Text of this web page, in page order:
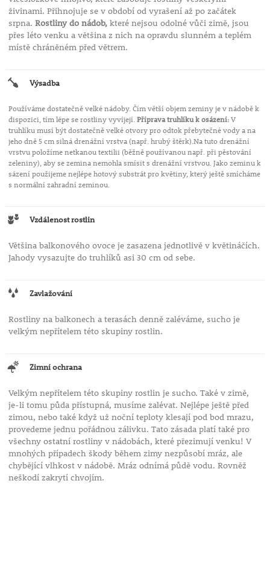
živinami. Přihnojuje se v období od vyrašení až po začátek
srpna. Rostliny do nádob,které nejsou odolné vůči zimě, jsou
přes léto venku a většina z nich na opravdu slunném a teplém
místě chráněném před větrem.
Výsadba
Používáme dostatečně velké nádoby. Čím větší objem zeminy je v nádobě k
dispozici, tím lépe se rostliny vyvíjejí.Příprava truhlíku k osázení:V
truhlíku musí být dostatečně velké otvory pro odtok přebytečné vody a na
jeho dně 5 cm silná drenážní vrstva (např. hrubý štěrk).Na tuto drenážní
vrstvu položíme netkanou textilii (běžně používanou např. při pěstování
zeleniny), aby se zemina nemohla smísit s drenážní vrstvou. Jako zeminu k
sázení použijeme nejlépe hotový substrát pro květiny, který ještě smícháme
s normální zahradní zeminou.
Vzdálenost rostlin
Většina balkonového ovoce je zasazena jednotlivě v květináčích.
Jahody vysazujte do truhlíků asi 30 cm od sebe.
Zavlažování
Rostliny na balkonech a terasách denně zaléváme, sucho je
velkým nepřítelem této skupiny rostlin.
Zimní ochrana
Velkým nepřítelem této skupiny rostlin je sucho. Také v zimě,
je-li tomu půda přístupná, musíme zalévat. Nejlépe ještě před
zimou, nebo také když už noční teploty klesají pod bod mrazu,
provedeme jednu pořádnou zálivku. Tato zásada platí také pro
všechny ostatní rostliny v nádobách, které přezimují venku! V
mnohých případech škody během zimy nezpůsobí mráz, ale
chybějící vlhkost v nádobě. Mráz odnímá půdě vodu. Rovněž
neškodí zakrytí chvojím.